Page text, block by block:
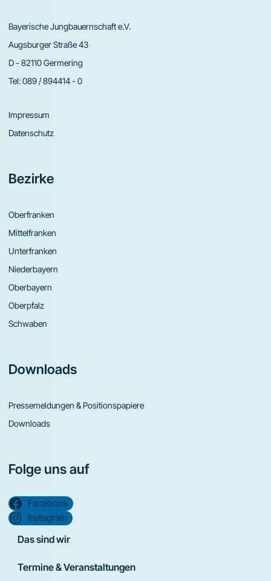
Bayerische Jungbauernschaft e.V.
Augsburger Straße 43
D - 82110 Germering
Tel:089 / 894414 - 0
Impressum
Datenschutz
Bezirke
Oberfranken
Mittelfranken
Unterfranken
Niederbayern
Oberbayern
Oberpfalz
Schwaben
Downloads
Pressemeldungen & Positionspapiere
Downloads
Folge uns auf
Facebook
Instagram
Das sind wir
Termine & Veranstaltungen